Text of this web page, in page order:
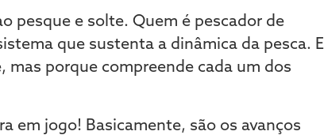
pesque e solte. Quem é pescador de
que sustenta a dinâmica da pesca. E
mas porque compreende cada um dos
em jogo! Basicamente, são os avanços